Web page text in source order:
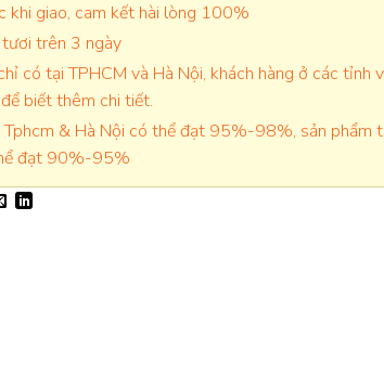
khi giao, cam kết hài lòng 100%
trên 3 ngày
có tại TPHCM và Hà Nội, khách hàng ở các tỉnh
biết thêm chi tiết.
Tphcm & Hà Nội có thể đạt 95%-98%, sản phẩm
đạt 90%-95%